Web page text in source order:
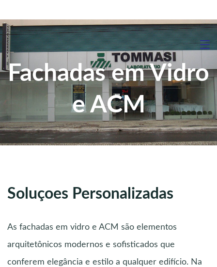
Fachadas em Vidro
e ACM
Soluçoes Personalizadas
As fachadas em vidro e ACM são elementos
arquitetônicos modernos e sofisticados que
conferem elegância e estilo a qualquer edifício. Na